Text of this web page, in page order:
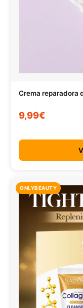
Crema reparadora
9,99€
ONLYBEAUTY